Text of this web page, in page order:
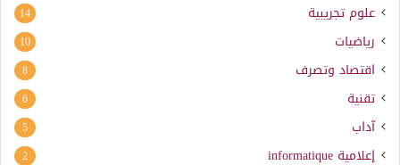
علوم تجريبية 14
رياضيات 10
اقتصاد وتصرف 8
تقنية 6
آداب 5
إعلامية informatique
2